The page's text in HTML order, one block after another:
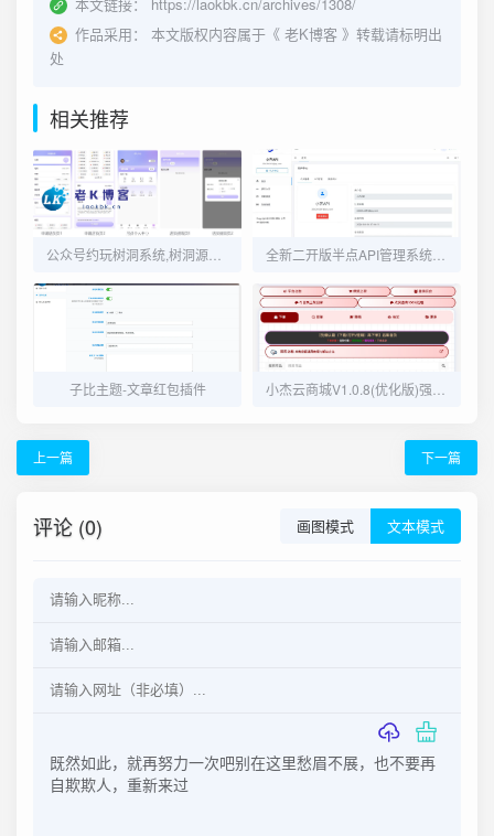
作品采用：
本文版权内容属于《 老K博客 》转载请标明出
处
相关推荐
子比主题-文章红包插件
上一篇 下一篇
评论 (0) 画图模式 文本模式